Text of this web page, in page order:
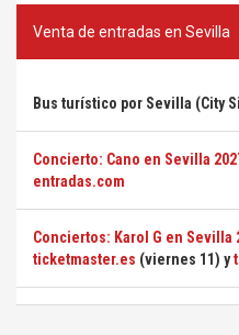
Venta de entradas en Sevilla
Bus turístico por Sevilla (City
Concierto: Cano en Sevilla
entradas.com
Conciertos: Karol G en Sevilla
ticketmaster.es (viernes 11) y